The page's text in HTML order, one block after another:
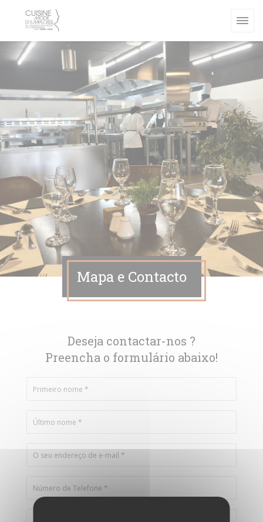
Mapa e Contacto
Deseja contactar-nos ?
Preencha o formulário abaixo!